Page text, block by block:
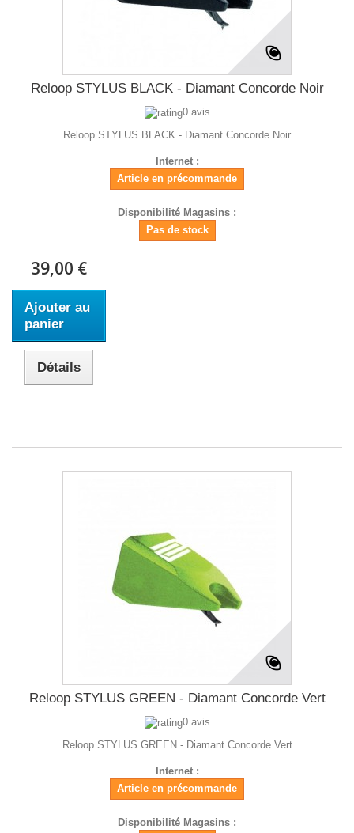
Reloop STYLUS BLACK - Diamant Concorde Noir
0 avis
Reloop STYLUS BLACK - Diamant Concorde Noir
Internet :
Article en précommande
Disponibilité Magasins :
Pas de stock
39,00 €
Ajouter au
panier
Détails
Reloop STYLUS GREEN - Diamant Concorde Vert
0 avis
Reloop STYLUS GREEN - Diamant Concorde Vert
Internet :
Article en précommande
Disponibilité Magasins :